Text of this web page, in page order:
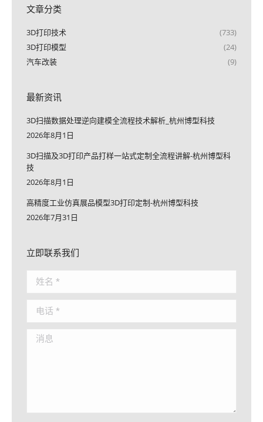
文章分类
3D打印技术
(733)
3D打印模型
(24)
汽车改装
(9)
最新资讯
3D扫描数据处理逆向建模全流程技术解析_杭州博型科技
2026年8月1日
3D扫描及3D打印产品打样一站式定制全流程讲解-杭州博型科
技
2026年8月1日
高精度工业仿真展品模型3D打印定制-杭州博型科技
2026年7月31日
立即联系我们
姓名 *
电话 *
消息